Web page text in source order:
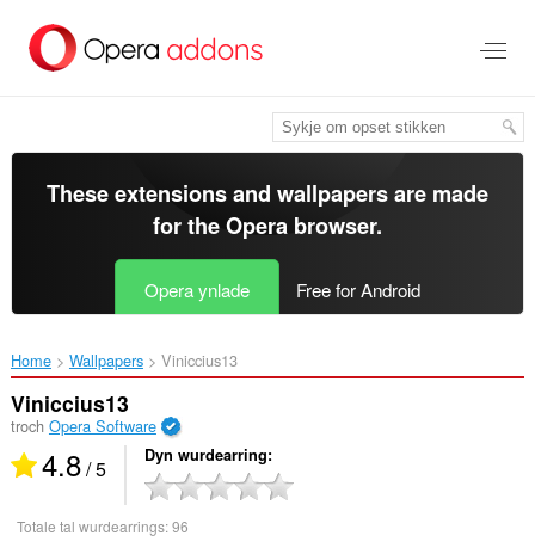
haad
These extensions and wallpapers are made
for theOpera browser.
Opera ynlade Free for Android
Home Wallpapers Viniccius13‎
Viniccius13
troch Opera Software
4.8/ 5 Dyn wurdearring
Totale tal wurdearrings:96